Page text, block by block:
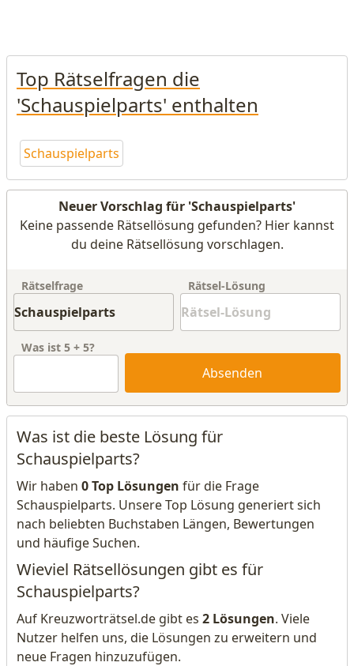
Top Rätselfragen die
'Schauspielparts' enthalten
Schauspielparts
Neuer Vorschlag für 'Schauspielparts'
Keine passende Rätsellösung gefunden? Hier kannst
du deine Rätsellösung vorschlagen.
Rätselfrage Rätsel-Lösung
Was ist 5 + 5?
Absenden
Was ist die beste Lösung für
Schauspielparts?
Wir haben 0 Top Lösungen für die Frage
Schauspielparts. Unsere Top Lösung generiert sich
nach beliebten Buchstaben Längen, Bewertungen
und häufige Suchen.
Wieviel Rätsellösungen gibt es für
Schauspielparts?
Auf Kreuzworträtsel.de gibt es 2 Lösungen. Viele
Nutzer helfen uns, die Lösungen zu erweitern und
neue Fragen hinzuzufügen.